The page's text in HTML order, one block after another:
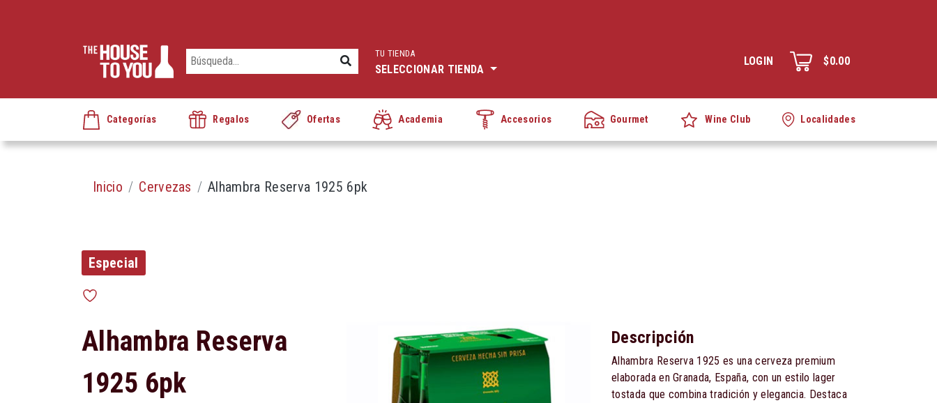
TU TIENDA
SELECCIONAR TIENDA
LOGIN $0.00
Categorías Regalos Ofertas Academia Accesorios Gourmet Wine Club Localidades
Inicio Cervezas Alhambra Reserva 1925 6pk
Especial
Alhambra Reserva
1925 6pk
Descripción
Alhambra Reserva 1925 es una cerveza premium
elaborada en Granada, España, con un estilo lager
tostada que combina tradición y elegancia. Destaca